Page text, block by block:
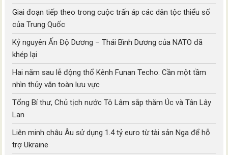
Giai đoạn tiếp theo trong cuộc trấn áp các dân tộc thiểu số
của Trung Quốc
Kỷ nguyên Ấn Độ Dương – Thái Bình Dương của NATO đã
khép lại
Hai năm sau lễ động thổ Kênh Funan Techo: Cần một tầm
nhìn thủy văn toàn lưu vực
Tổng Bí thư, Chủ tịch nước Tô Lâm sắp thăm Úc và Tân Lây
Lan
Liên minh châu Âu sử dụng 1.4 tỷ euro từ tài sản Nga để hỗ
trợ Ukraine